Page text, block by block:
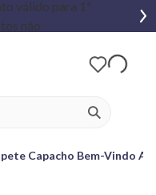
ver
Capacho Bem-Vindo